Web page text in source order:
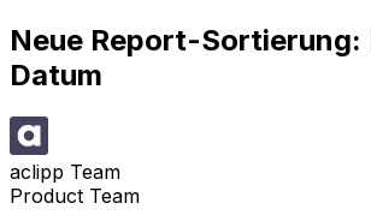
Neue Report-Sortierung:
Datum
aclipp Team
Product Team